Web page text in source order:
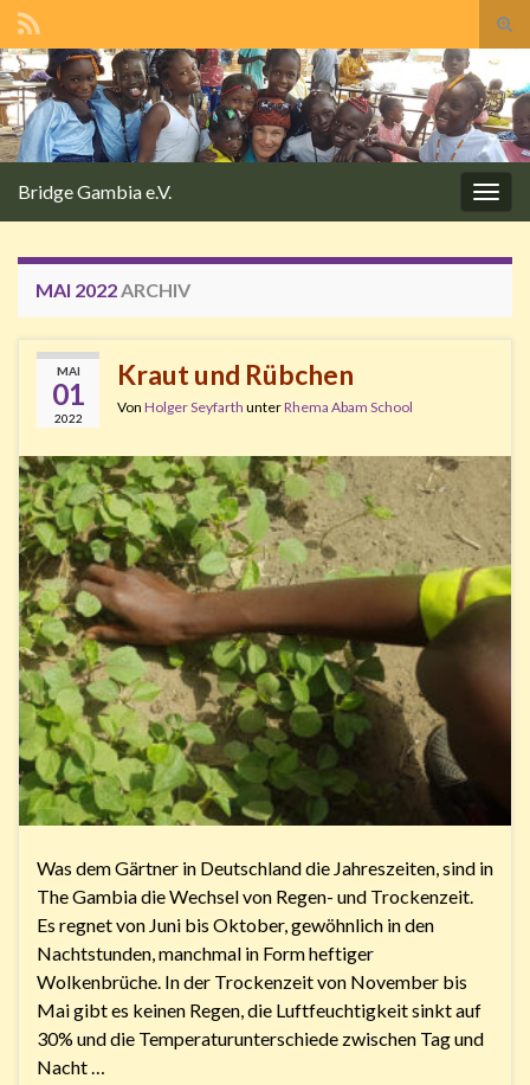
Search for:
Bridge Gambia e.V.
MAI 2022 ARCHIV
MAI
01
2022
Kraut und Rübchen
Von Holger Seyfarth unterRhema Abam School
Was dem Gärtner in Deutschland die Jahreszeiten, sind in
The Gambia die Wechsel von Regen- und Trockenzeit.
Es regnet von Juni bis Oktober, gewöhnlich in den
Nachtstunden, manchmal in Form heftiger
Wolkenbrüche. In der Trockenzeit von November bis
Mai gibt es keinen Regen, die Luftfeuchtigkeit sinkt auf
30% und die Temperaturunterschiede zwischen Tag und
Nacht …